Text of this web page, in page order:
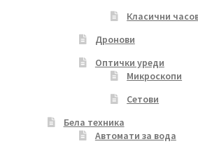
Класични
Дронови
Оптички уреди
Микроскопи
Сетови
Бела техника
Автомати за вода